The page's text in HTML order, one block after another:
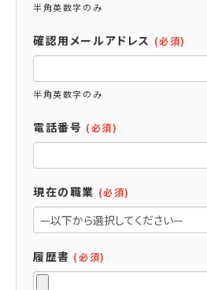
半角英数字のみ
確認用メールアドレス (必須)
半角英数字のみ
電話番号 (必須)
現在の職業 (必須)
履歴書 (必須)